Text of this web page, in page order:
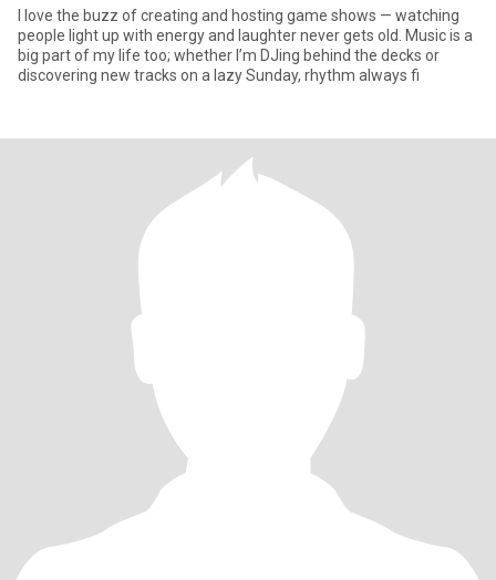
I love the buzz of creating and hosting game shows — watching
people light up with energy and laughter never gets old. Music is a
big part of my life too; whether I’m DJing behind the decks or
discovering new tracks on a lazy Sunday, rhythm always fi